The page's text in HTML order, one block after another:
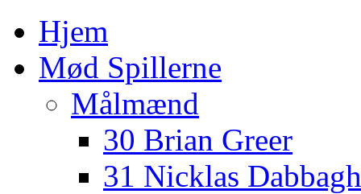
Hjem
Mød Spillerne
Målmænd
30 Brian Greer
31 Nicklas Dabbagh